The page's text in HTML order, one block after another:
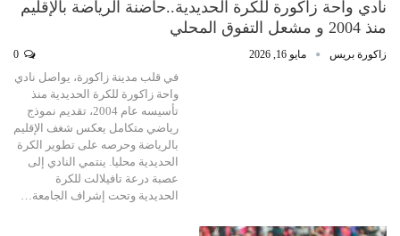
نادي واحة زاكورة للكرة الحديدية..حاضنة الرياضة بالإقليم
منذ 2004 و مشعل التفوق المحلي
زاكورة بريس مايو 16, 2026
في قلب مدينة زاكورة، يواصل نادي
واحة زاكورة للكرة الحديدية منذ
تأسيسه عام 2004، تقديم نموذج
رياضي متكامل يعكس شغف الإقليم
بالرياضة وحرصه على تطوير الكرة
الحديدية محليا. ينتمي النادي إلى
عصبة درعة تافيلالت للكرة
الحديدية وتحت إشراف الجامعة…